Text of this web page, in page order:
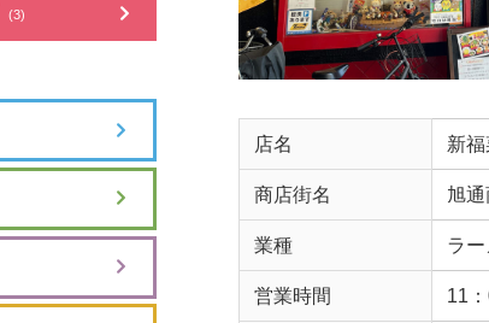
店名 新
商店街名 旭
業種 ラ
営業時間 11
(3)